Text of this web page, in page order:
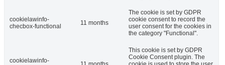
cookielawinfo-
checbox-functional
11 months
The cookie is set by GDPR
cookie consent to record the
user consent for the cookies in
the category "Functional".
cookielawinfo-
This cookie is set by GDPR
Cookie Consent plugin. The